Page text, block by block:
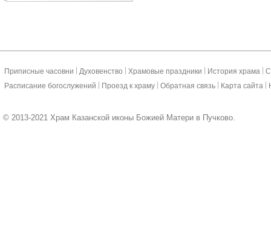
Приписные часовни Духовенство Храмовые праздники История храма
Расписание богослужений
Проезд к храму Обратная связь Карта сайта
© 2013-2021 Храм Казанской иконы Божией Матери в Пучково.